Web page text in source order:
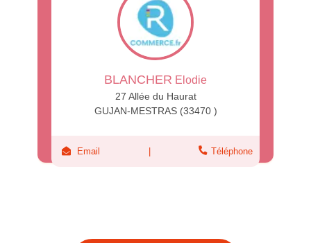
BLANCHER Elodie
27 Allée du Haurat
GUJAN-MESTRAS (33470 )
Email Téléphone